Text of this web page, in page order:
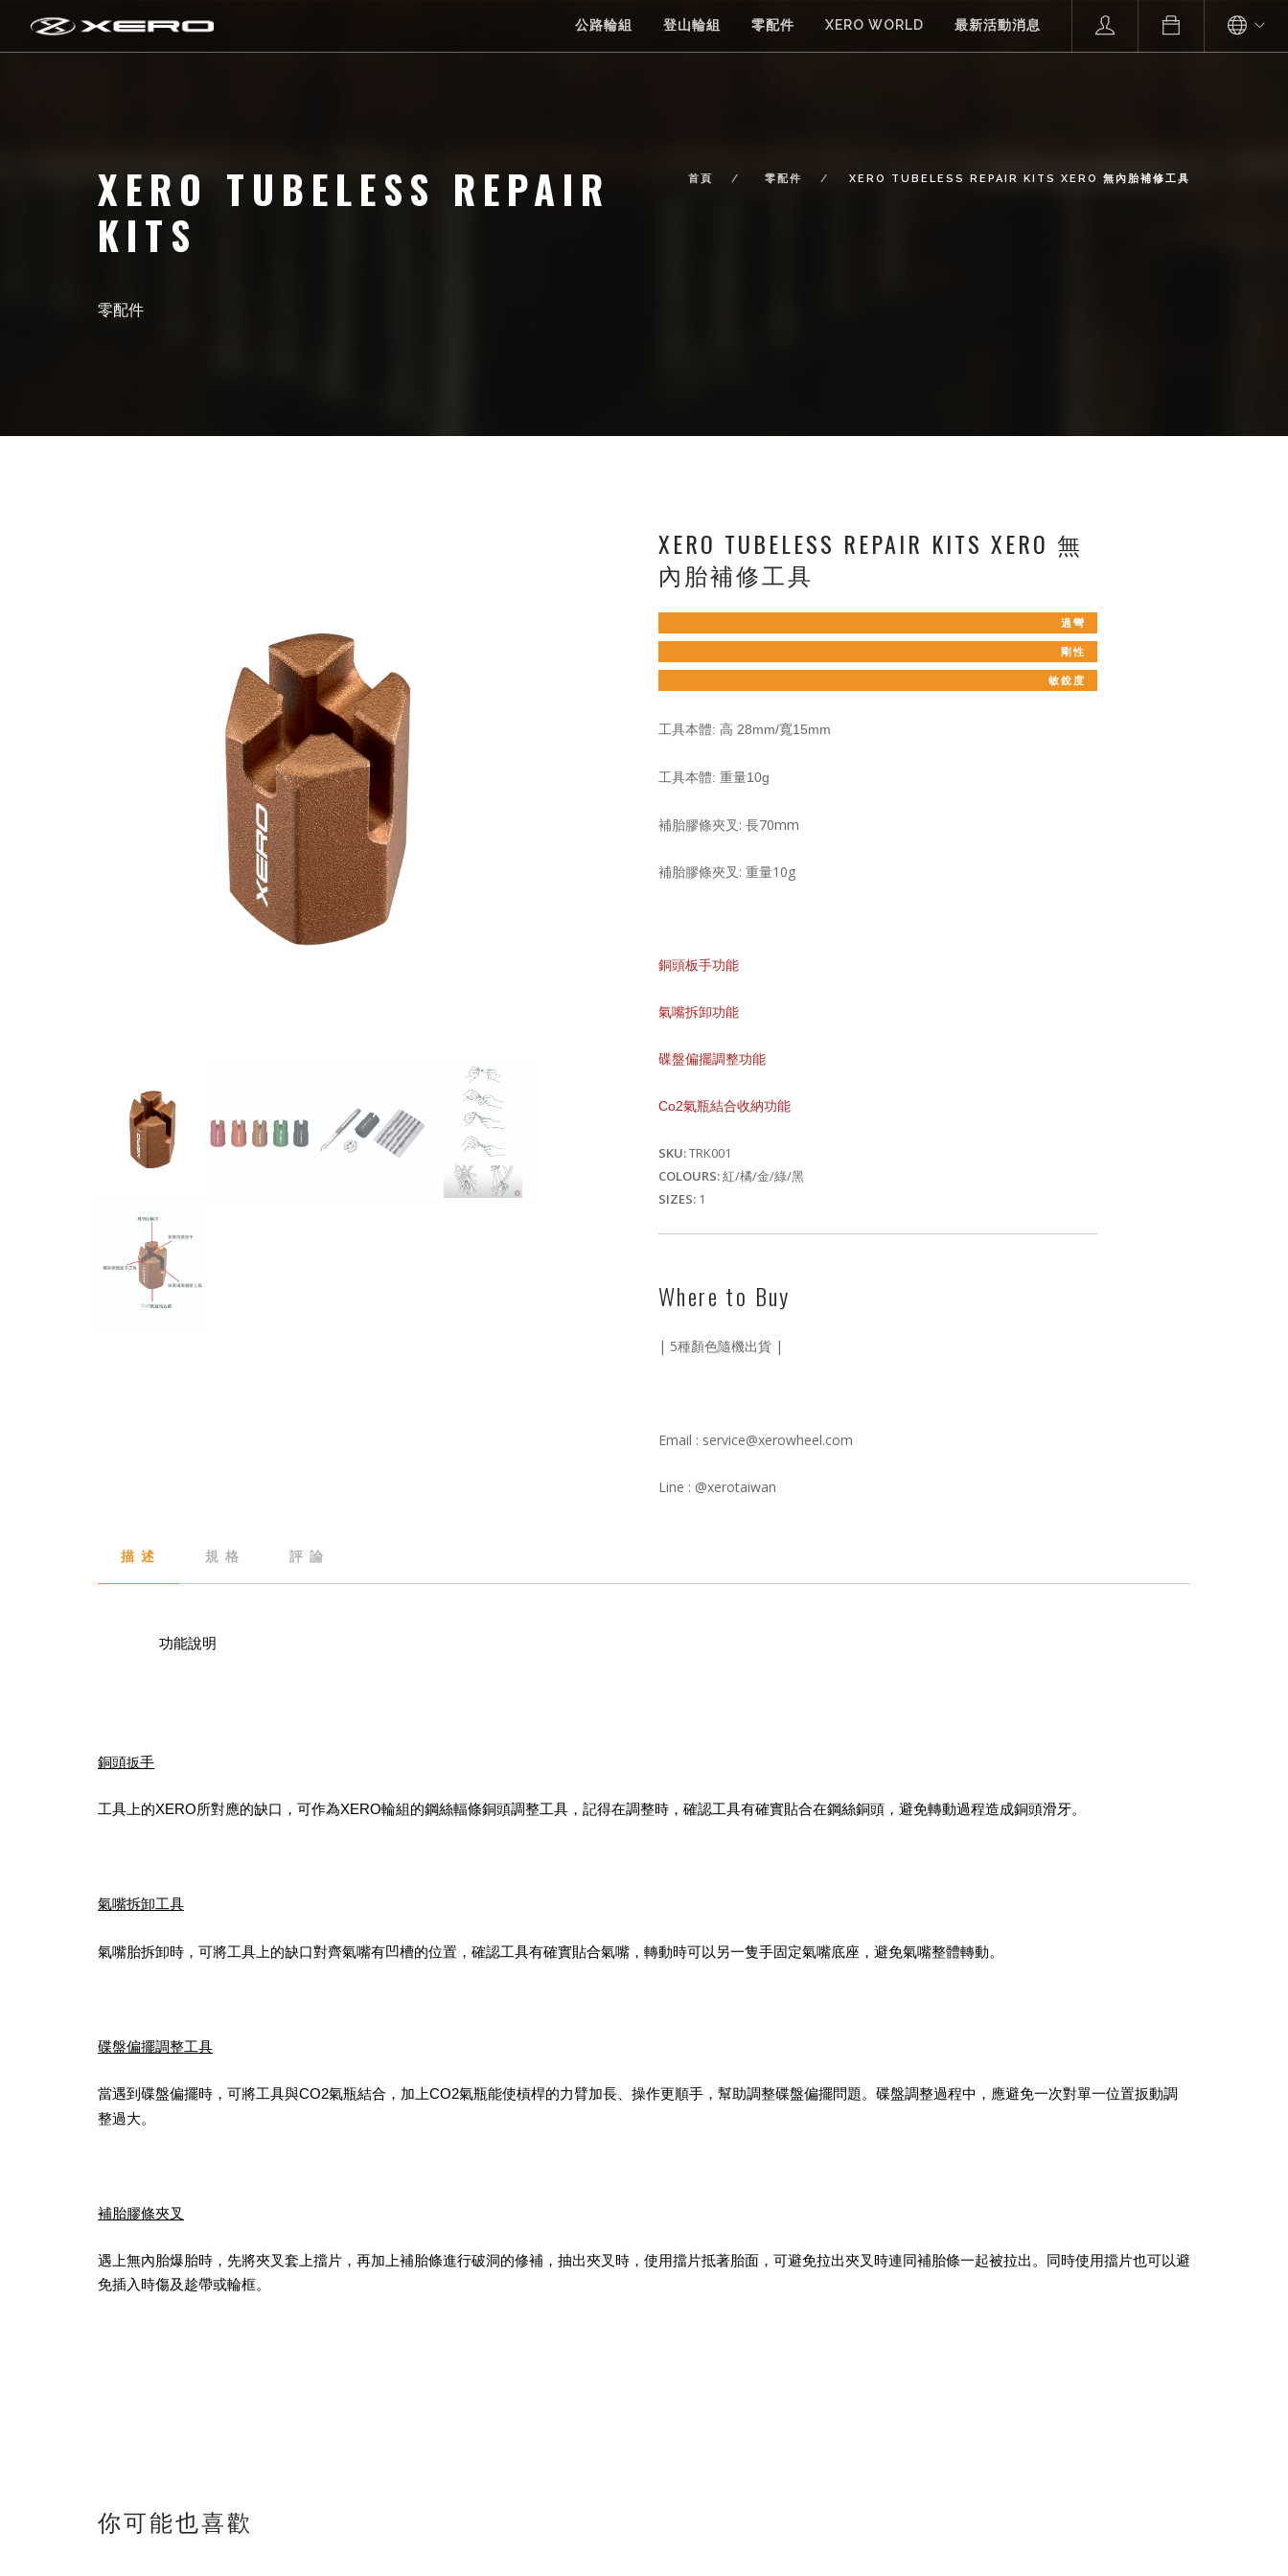
公路輪組 登山輪組 零配件 XERO WORLD 最新活動消息
XERO TUBELESS REPAIR
KITS
零配件
首頁 零配件 XERO TUBELESS REPAIR KITS XERO 無內胎補修工具
XERO TUBELESS REPAIR KITS XERO 無
內胎補修工具
過彎
剛性
敏銳度
工具本體: 高 28mm/寬15mm
工具本體: 重量10g
補胎膠條夾叉: 長70mm
補胎膠條夾叉: 重量10g
銅頭板手功能
氣嘴拆卸功能
碟盤偏擺調整功能
Co2氣瓶結合收納功能
SKU:TRK001
COLOURS:紅/橘/金/綠/黑
SIZES: 1
Where to Buy
| 5種顏色隨機出貨 |
Email : service@xerowheel.com
Line : @xerotaiwan
描 述 規 格 評 論
功能說明
銅頭扳手
工具上的XERO所對應的缺口，可作為XERO輪組的鋼絲輻條銅頭調整工具，記得在調整時，確認工具有確實貼合在鋼絲銅頭，避免轉動過程造成銅頭滑牙。
氣嘴拆卸工具
氣嘴胎拆卸時，可將工具上的缺口對齊氣嘴有凹槽的位置，確認工具有確實貼合氣嘴，轉動時可以另一隻手固定氣嘴底座，避免氣嘴整體轉動。
碟盤偏擺調整工具
當遇到碟盤偏擺時，可將工具與CO2氣瓶結合，加上CO2氣瓶能使槓桿的力臂加長、操作更順手，幫助調整碟盤偏擺問題。碟盤調整過程中，應避免一次對單一位置扳動調
整過大。
補胎膠條夾叉
遇上無內胎爆胎時，先將夾叉套上擋片，再加上補胎條進行破洞的修補，抽出夾叉時，使用擋片抵著胎面，可避免拉出夾叉時連同補胎條一起被拉出。同時使用擋片也可以避
免插入時傷及趁帶或輪框。
你可能也喜歡